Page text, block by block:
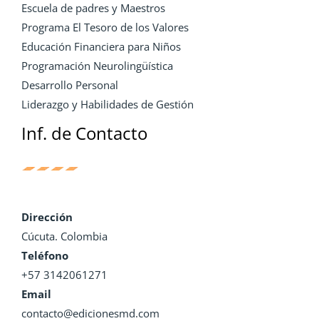
Escuela de padres y Maestros
Programa El Tesoro de los Valores
Educación Financiera para Niños
Programación Neurolingüística
Desarrollo Personal
Liderazgo y Habilidades de Gestión
Inf. de Contacto
Dirección
Cúcuta. Colombia
Teléfono
+57 3142061271
Email
contacto@edicionesmd.com